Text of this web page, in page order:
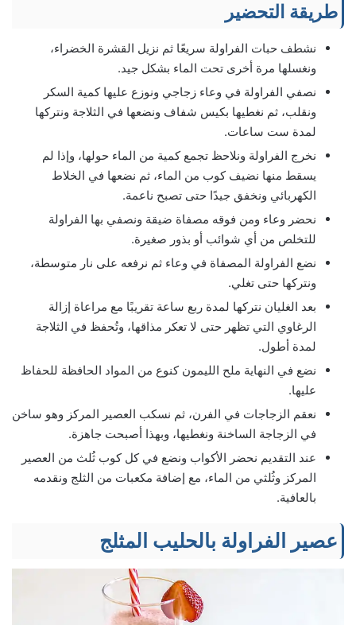
طريقة التحضير
نشطف حبات الفراولة سريعًا ثم نزيل القشرة الخضراء،
ونغسلها مرة أخرى تحت الماء بشكل جيد.
نصفي الفراولة في وعاء زجاجي ونوزع عليها كمية السكر
ونقلب، ثم نغطيها بكيس شفاف ونضعها في الثلاجة ونتركها
لمدة ست ساعات.
نخرج الفراولة ونلاحظ تجمع كمية من الماء حولها، وإذا لم
يسقط منها نضيف كوب من الماء، ثم نضعها في الخلاط
الكهربائي ونخفق جيدًا حتى تصبح ناعمة.
نحضر وعاء ومن فوقه مصفاة ضيقة ونصفي بها الفراولة
للتخلص من أي شوائب أو بذور صغيرة.
نضع الفراولة المصفاة في وعاء ثم نرفعه على نار متوسطة،
ونتركها حتى تغلي.
بعد الغليان نتركها لمدة ربع ساعة تقريبًا مع مراعاة إزالة
الرغاوي التي تظهر حتى لا تعكر مذاقها، وتُحفظ في الثلاجة
لمدة أطول.
نضع في النهاية ملح الليمون كنوع من المواد الحافظة للحفاظ
عليها.
نعقم الزجاجات في الفرن، ثم نسكب العصير المركز وهو ساخن
في الزجاجة الساخنة ونغطيها، وبهذا أصبحت جاهزة.
عند التقديم نحضر الأكواب ونضع في كل كوب ثُلث من العصير
المركز وثُلثي من الماء، مع إضافة مكعبات من الثلج ونقدمه
بالعافية.
عصير الفراولة بالحليب المثلج